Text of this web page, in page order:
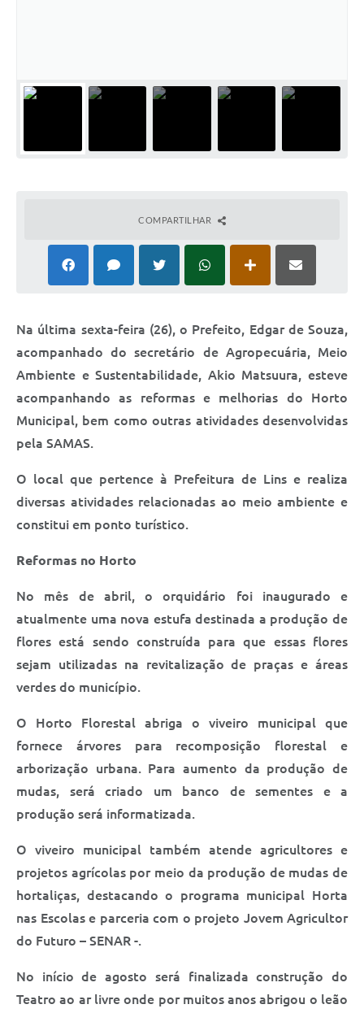
Junta Militar
Educação
Meio Ambiente
Saúde
A Prefeitura
Plano de Contingência 2024-2025 Lins/SP
Tributos
COMPARTILHAR
Na última sexta-feira (26), o Prefeito, Edgar de Souza,
acompanhado do secretário de Agropecuária, Meio
Ambiente e Sustentabilidade, Akio Matsuura, esteve
acompanhando as reformas e melhorias do Horto
Municipal, bem como outras atividades desenvolvidas
pela SAMAS.
O local que pertence à Prefeitura de Lins e realiza
diversas atividades relacionadas ao meio ambiente e
constitui em ponto turístico.
Reformas no Horto
No mês de abril, o orquidário foi inaugurado e
atualmente uma nova estufa destinada a produção de
flores está sendo construída para que essas flores
sejam utilizadas na revitalização de praças e áreas
verdes do município.
O Horto Florestal abriga o viveiro municipal que
fornece árvores para recomposição florestal e
arborização urbana. Para aumento da produção de
mudas, será criado um banco de sementes e a
produção será informatizada.
O viveiro municipal também atende agricultores e
projetos agrícolas por meio da produção de mudas de
hortaliças, destacando o programa municipal Horta
nas Escolas e parceria com o projeto Jovem Agricultor
do Futuro – SENAR -.
No início de agosto será finalizada construção do
Teatro ao ar livre onde por muitos anos abrigou o leão